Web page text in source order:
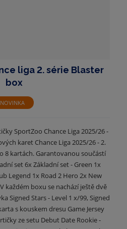
liga 2. série Blaster
box
NOVINKA
SportZoo Chance Liga 2025/26 -
karet Chance Liga 2025/26 - 2.
8 kartách. Garantovanou součástí
set 6x Základní set - Green 1x
Legend 1x Road 2 Hero 2x New
každém boxu se nachází ještě dvě
Signed Stars - Level 1 x/99, Signed
s kouskem dresu Game Jersey
ze setu Debut Date Rookie -